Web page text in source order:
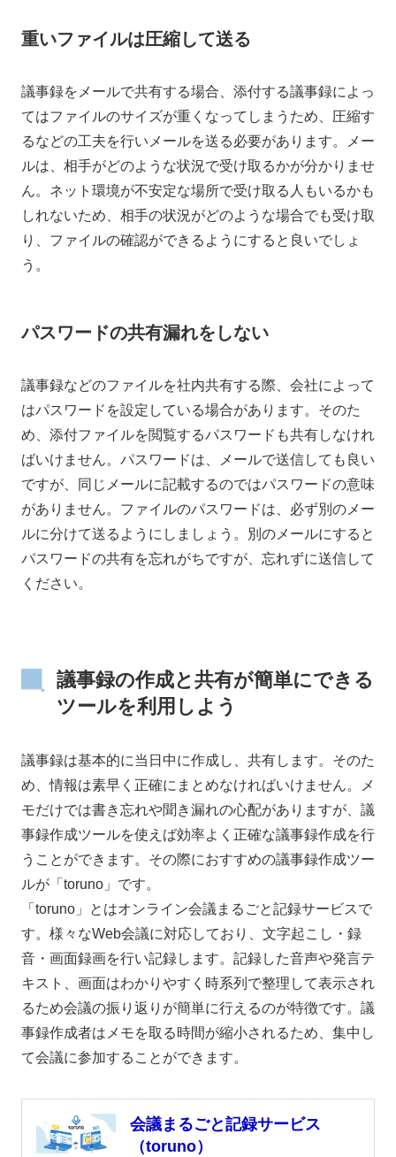
重いファイルは圧縮して送る
議事録をメールで共有する場合、添付する議事録によっ
てはファイルのサイズが重くなってしまうため、圧縮す
るなどの工夫を行いメールを送る必要があります。メー
ルは、相手がどのような状況で受け取るかが分かりませ
ん。ネット環境が不安定な場所で受け取る人もいるかも
しれないため、相手の状況がどのような場合でも受け取
り、ファイルの確認ができるようにすると良いでしょ
う。
パスワードの共有漏れをしない
議事録などのファイルを社内共有する際、会社によって
はパスワードを設定している場合があります。そのた
め、添付ファイルを閲覧するパスワードも共有しなけれ
ばいけません。パスワードは、メールで送信しても良い
ですが、同じメールに記載するのではパスワードの意味
がありません。ファイルのパスワードは、必ず別のメー
ルに分けて送るようにしましょう。別のメールにすると
パスワードの共有を忘れがちですが、忘れずに送信して
ください。
議事録の作成と共有が簡単にできる
ツールを利用しよう
議事録は基本的に当日中に作成し、共有します。そのた
め、情報は素早く正確にまとめなければいけません。メ
モだけでは書き忘れや聞き漏れの心配がありますが、議
事録作成ツールを使えば効率よく正確な議事録作成を行
うことができます。その際におすすめの議事録作成ツー
ルが「toruno」です。
「toruno」とはオンライン会議まるごと記録サービスで
す。様々なWeb会議に対応しており、文字起こし・録
音・画面録画を行い記録します。記録した音声や発言テ
キスト、画面はわかりやすく時系列で整理して表示され
るため会議の振り返りが簡単に行えるのが特徴です。議
事録作成者はメモを取る時間が縮小されるため、集中し
て会議に参加することができます。
会議まるごと記録サービス
（toruno）